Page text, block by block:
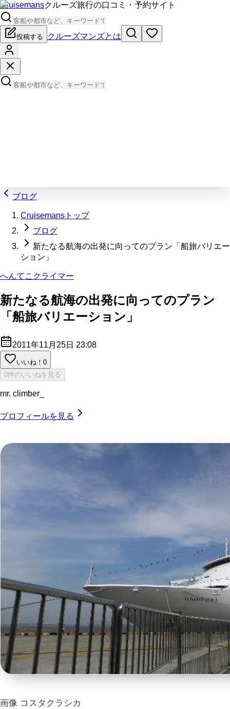
Cruisemansクルーズ旅行の口コミ・予約サイト
投稿する クルーズマンズとは
ブログ
Cruisemansトップ
ブログ
新たなる航海の出発に向ってのプラン「船旅バリエー
ション」
へんてこクライマー
新たなる航海の出発に向ってのプラン
「船旅バリエーション」
2011年11月25日 23:08
いいね！ 0
0件のいいねを見る
mr. climber_
プロフィールを見る
画像 コスタクラシカ